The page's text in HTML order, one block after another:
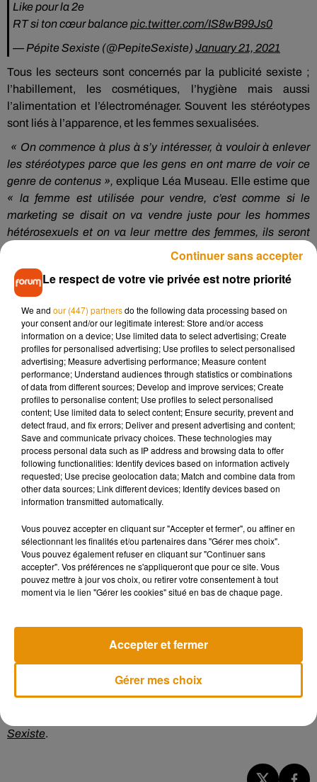
Like pour la 2e
RT si ton cœur balancepic.twitter.com/IS8wB99Js0
— Pépite Sexiste (@PepiteSexiste) January 21, 2021
Tous les secteurs sont concernés par la publicité sexiste ;
l’habillement, les cosmétiques, l’hygiène mais aussi
l’alimentation et l’électroménager. Souvent les stéréotypes
sont liés à l’apparence, et les femmes sexualisées.
« On commence à plus à s’y intéresser, à vouloir à enlever
les stéréotypes parce que les gens en ont marre de voir ce
genre de contenus », explique Léa Museau. Elle estime que
« la femme est utilisée pour vendre, c’est comme si le
marketing se disait on va vendre juste pour les hommes
hétérosexuels et on va leur mettre des femmes, ils seront
Écouter le podcast
Avec plus de 91 000 abonnés sur Twitter,Pépite Sexisteest
désormais connu des marques. Certaines craignent de se
faire épingler et réagissent en retirant leur publicité ou le
produit qui pose problème. Toutefois, ce n’est pas la
majorité.
Écouter le podcast
Au-delà d’un marketing genré et parfois lourd sous couvert
d’humour, l’association se bat aussi contre la taxe rose qui
pèse sur les femmes.
Sexiste.
Le respect de votre vie privée est notre priorité
We and our (447) partnersdo the following data processing based on
your consent and/or our legitimate interest: Store and/or access
information on a device; Use limited data to select advertising; Create
profiles for personalised advertising; Use profiles to select personalised
advertising; Measure advertising performance; Measure content
performance; Understand audiences through statistics or combinations
of data from different sources; Develop and improve services; Create
profiles to personalise content; Use profiles to select personalised
content; Use limited data to select content; Ensure security, prevent and
detect fraud, and fix errors; Deliver and present advertising and content;
Save and communicate privacy choices. These technologies may
process personal data such as IP address and browsing data to offer
following functionalities: Identify devices based on information actively
requested; Use precise geolocation data; Match and combine data from
other data sources; Link different devices; Identify devices based on
information transmitted automatically.
Vous pouvez accepter en cliquant sur "Accepter et fermer", ou affiner en
sélectionnant les finalités et/ou partenaires dans "Gérer mes choix".
Vous pouvez également refuser en cliquant sur "Continuer sans
accepter". Vos préférences ne s'appliqueront que pour ce site. Vous
pouvez mettre à jour vos choix, ou retirer votre consentement à tout
moment via le lien "Gérer les cookies" situé en bas de chaque page.
Gérer mes choix
Accepter et fermer
Continuer sans accepter